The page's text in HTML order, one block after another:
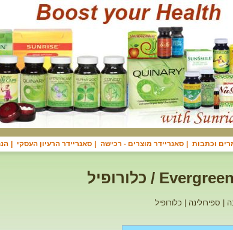
וכתבות סאנריידר מוצרים - רכישה סאנריידר הרעיון העסקי
| ספירולינה | כלורופיל